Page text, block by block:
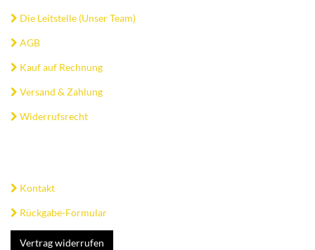
Die Leitstelle (Unser Team)
AGB
Kauf auf Rechnung
Versand & Zahlung
Widerrufsrecht
Kontakt
Rückgabe-Formular
Vertrag widerrufen